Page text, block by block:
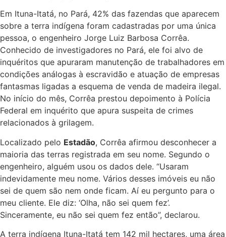
Em Ituna-Itatá, no Pará, 42% das fazendas que aparecem
sobre a terra indígena foram cadastradas por uma única
pessoa, o engenheiro Jorge Luiz Barbosa Corrêa.
Conhecido de investigadores no Pará, ele foi alvo de
inquéritos que apuraram manutenção de trabalhadores em
condições análogas à escravidão e atuação de empresas
fantasmas ligadas a esquema de venda de madeira ilegal.
No início do mês, Corrêa prestou depoimento à Polícia
Federal em inquérito que apura suspeita de crimes
relacionados à grilagem.
Localizado pelo Estadão, Corrêa afirmou desconhecer a
maioria das terras registrada em seu nome. Segundo o
engenheiro, alguém usou os dados dele. “Usaram
indevidamente meu nome. Vários desses imóveis eu não
sei de quem são nem onde ficam. Aí eu pergunto para o
meu cliente. Ele diz: ‘Olha, não sei quem fez’.
Sinceramente, eu não sei quem fez então”, declarou.
A terra indígena Ituna-Itatá tem 142 mil hectares, uma área